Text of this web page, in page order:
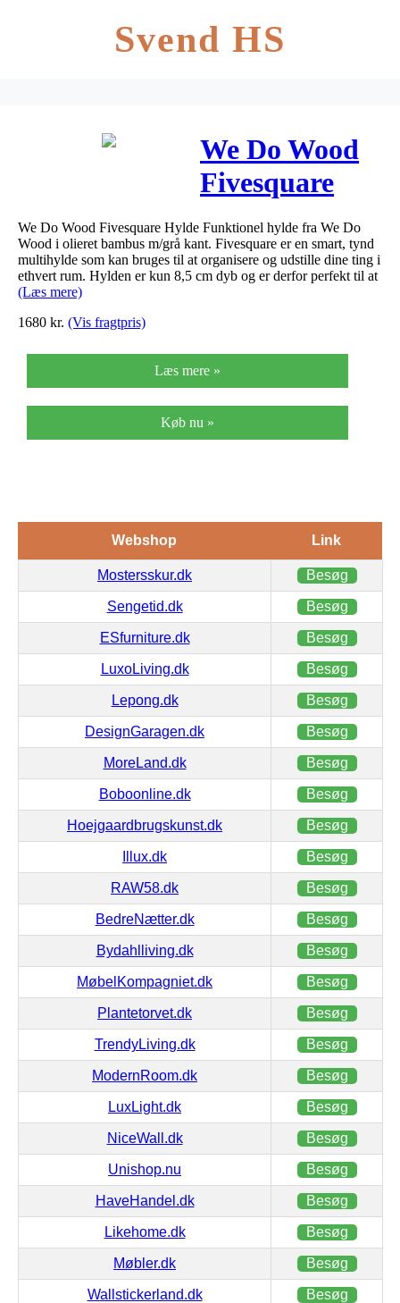
Svend HS
We Do Wood
Fivesquare
Hylde
We Do Wood Fivesquare Hylde Funktionel hylde fra We Do
Wood i olieret bambus m/grå kant. Fivesquare er en smart, tynd
multihylde som kan bruges til at organisere og udstille dine ting i
ethvert rum. Hylden er kun 8,5 cm dyb og er derfor perfekt til at
(Læs mere)
1680 kr. (Vis fragtpris)
Læs mere »
Køb nu »
Webshop Link
Mostersskur.dk Besøg
Sengetid.dk Besøg
ESfurniture.dk Besøg
LuxoLiving.dk Besøg
Lepong.dk Besøg
DesignGaragen.dk Besøg
MoreLand.dk Besøg
Boboonline.dk Besøg
Hoejgaardbrugskunst.dk Besøg
Illux.dk Besøg
RAW58.dk Besøg
BedreNætter.dk Besøg
Bydahlliving.dk Besøg
MøbelKompagniet.dk Besøg
Plantetorvet.dk Besøg
TrendyLiving.dk Besøg
ModernRoom.dk Besøg
LuxLight.dk Besøg
NiceWall.dk Besøg
Unishop.nu Besøg
HaveHandel.dk Besøg
Likehome.dk Besøg
Møbler.dk Besøg
Wallstickerland.dk Besøg